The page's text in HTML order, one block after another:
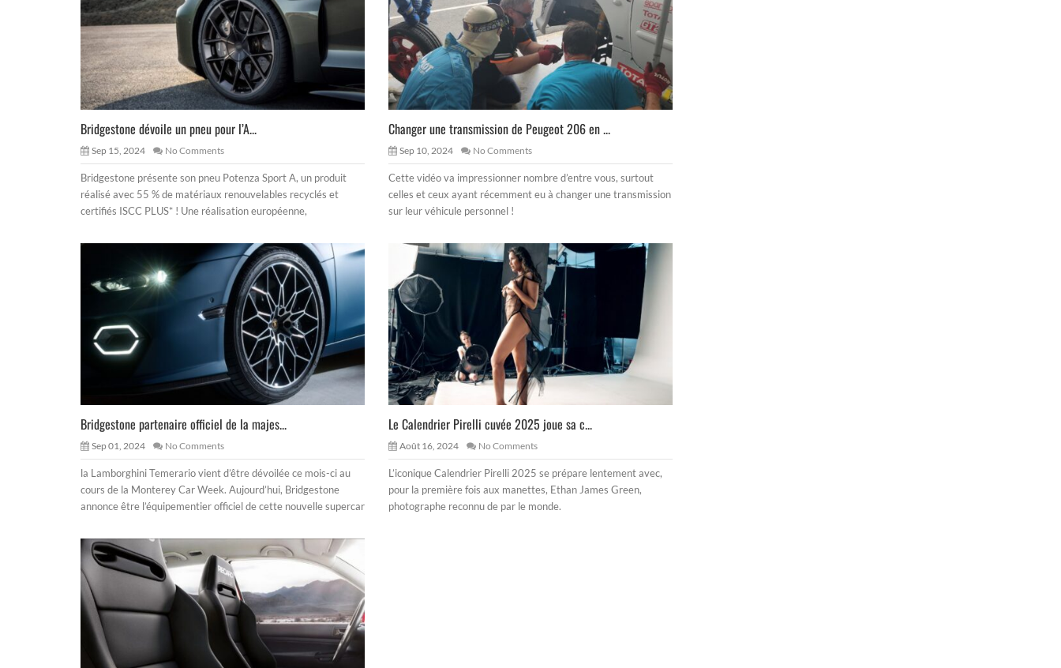
Bridgestone dévoile un pneu pour l’A...
Sep 15, 2024 No Comments
Bridgestone présente son pneu Potenza Sport A, un produit
réalisé avec 55 % de matériaux renouvelables recyclés et
certifiés ISCC PLUS* ! Une réalisation européenne,
Changer une transmission de Peugeot 206 en ...
Sep 10, 2024 No Comments
Cette vidéo va impressionner nombre d’entre vous, surtout
celles et ceux ayant récemment eu à changer une transmission
sur leur véhicule personnel !
Bridgestone partenaire officiel de la majes...
Sep 01, 2024 No Comments
la Lamborghini Temerario vient d’être dévoilée ce mois-ci au
cours de la Monterey Car Week. Aujourd’hui, Bridgestone
annonce être l’équipementier officiel de cette nouvelle supercar
Le Calendrier Pirelli cuvée 2025 joue sa c...
Août 16, 2024 No Comments
L’iconique Calendrier Pirelli 2025 se prépare lentement avec,
pour la première fois aux manettes, Ethan James Green,
photographe reconnu de par le monde.